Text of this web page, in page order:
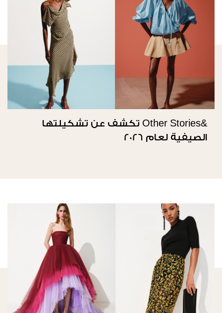
&Other Stories تكشف عن تشكيلتها
الصيفية لعام 2026